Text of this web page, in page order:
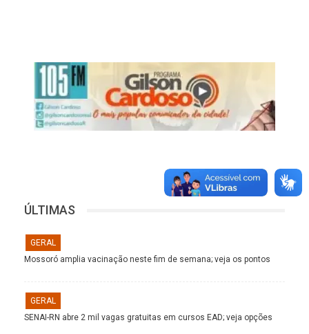
ÚLTIMAS
GERAL
Mossoró amplia vacinação neste fim de semana; veja os pontos
GERAL
SENAI-RN abre 2 mil vagas gratuitas em cursos EAD; veja opções